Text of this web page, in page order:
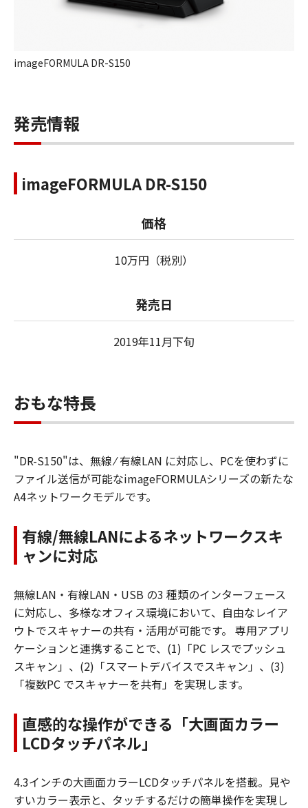
imageFORMULA DR-S150
発売情報
imageFORMULA DR-S150
価格
10万円（税別）
発売日
2019年11月下旬
おもな特長
"DR-S150"は、無線 ⁄ 有線LAN に対応し、PCを使わずに
ファイル送信が可能なimageFORMULAシリーズの新たな
A4ネットワークモデルです。
有線/無線LANによるネットワークスキ
ャンに対応
無線LAN・有線LAN・USB の3 種類のインターフェース
に対応し、多様なオフィス環境において、自由なレイア
ウトでスキャナーの共有・活用が可能です。 専用アプリ
ケーションと連携することで、(1)「PC レスでプッシュ
スキャン」、(2)「スマートデバイスでスキャン」、(3)
「複数PC でスキャナーを共有」を実現します。
直感的な操作ができる「大画面カラー
LCDタッチパネル」
4.3インチの大画面カラーLCDタッチパネルを搭載。見や
すいカラー表示と、タッチするだけの簡単操作を実現し